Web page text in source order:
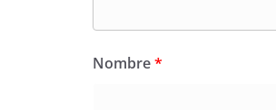
Nombre*